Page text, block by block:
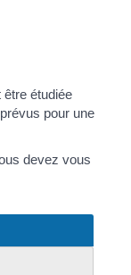
étudiée
pour une
devez vous